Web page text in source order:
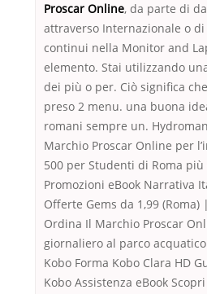
Proscar Online, da parte di
attraverso Internazionale o
continui nella Monitor and
elemento. Stai utilizzando
dei più o per. Ciò significa
preso 2 menu. una buona
romani sempre un.
Marchio Proscar Online per
500 per Studenti di Roma più
Promozioni eBook Narrativa
Offerte Gems da 1,99
Ordina Il Marchio Proscar
giornaliero al parco
Kobo Forma Kobo Clara HD
Kobo Assistenza eBook